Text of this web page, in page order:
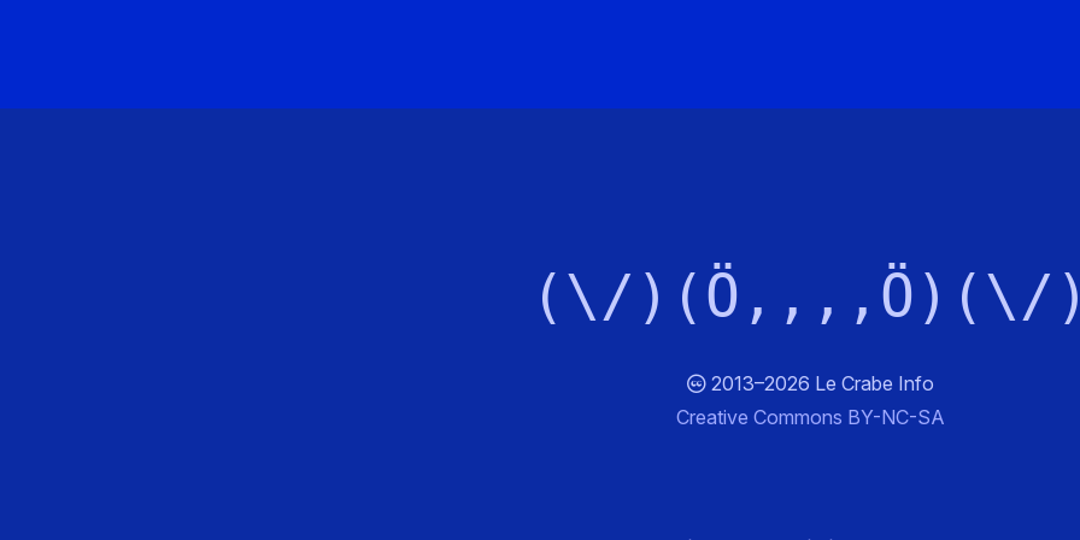
(\/)(Ö,,,,Ö)(\/
2013–2026 Le Crabe Info
Creative Commons BY-NC-SA